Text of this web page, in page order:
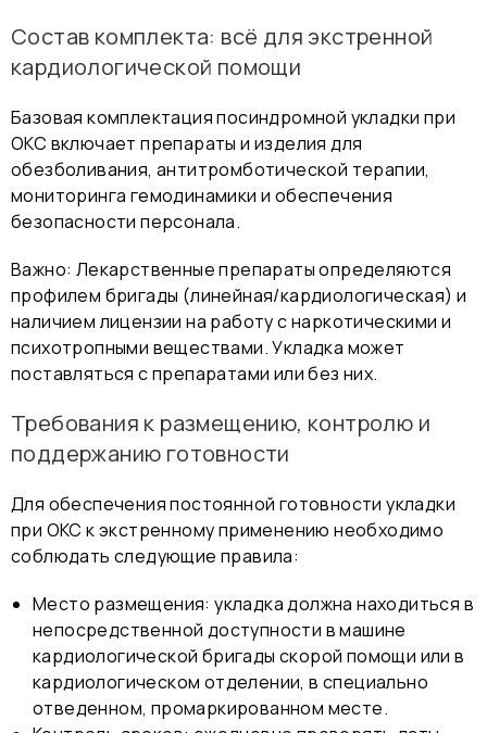
Состав комплекта: всё для экстренной
кардиологической помощи
Базовая комплектация посиндромной укладки при
ОКС включает препараты и изделия для
обезболивания, антитромботической терапии,
мониторинга гемодинамики и обеспечения
безопасности персонала.
Важно: Лекарственные препараты определяются
профилем бригады (линейная/кардиологическая) и
наличием лицензии на работу с наркотическими и
психотропными веществами. Укладка может
поставляться с препаратами или без них.
Требования к размещению, контролю и
поддержанию готовности
Для обеспечения постоянной готовности укладки
при ОКС к экстренному применению необходимо
соблюдать следующие правила:
Место размещения: укладка должна находиться в
непосредственной доступности в машине
кардиологической бригады скорой помощи или в
кардиологическом отделении, в специально
отведенном, промаркированном месте.